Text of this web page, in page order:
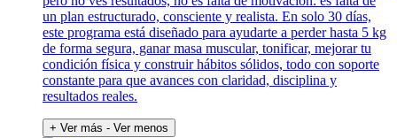
un plan estructurado, consciente y realista. En solo 30 días,
este programa está diseñado para ayudarte a perder hasta 5 kg
de forma segura, ganar masa muscular, tonificar, mejorar tu
condición física y construir hábitos sólidos, todo con soporte
constante para que avances con claridad, disciplina y
resultados reales.
+ Ver más - Ver menos